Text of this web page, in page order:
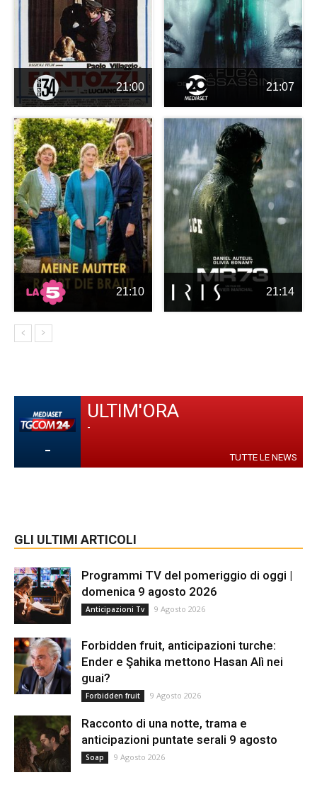
21:00 21:07
21:10 21:14
-
ULTIM'ORA
-
TUTTE LE NEWS
GLI ULTIMI ARTICOLI
Programmi TV del pomeriggio di oggi |
domenica 9 agosto 2026
Anticipazioni Tv 9 Agosto 2026
Forbidden fruit, anticipazioni turche:
Ender e Şahika mettono Hasan Alì nei
guai?
Forbidden fruit 9 Agosto 2026
Racconto di una notte, trama e
anticipazioni puntate serali 9 agosto
Soap 9 Agosto 2026